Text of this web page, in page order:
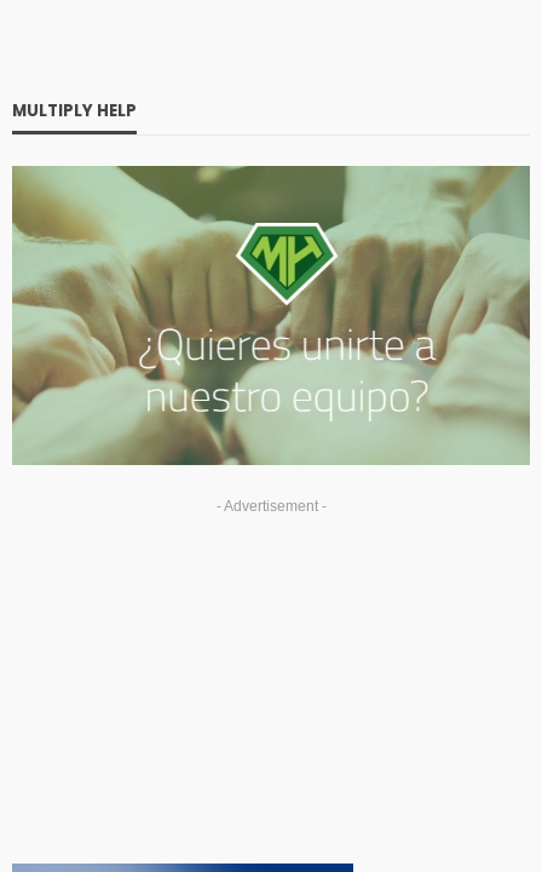
MULTIPLY HELP
- Advertisement -